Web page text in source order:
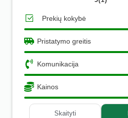
Prekių kokybė
Pristatymo greitis
Komunikacija
Kainos
Skaityti